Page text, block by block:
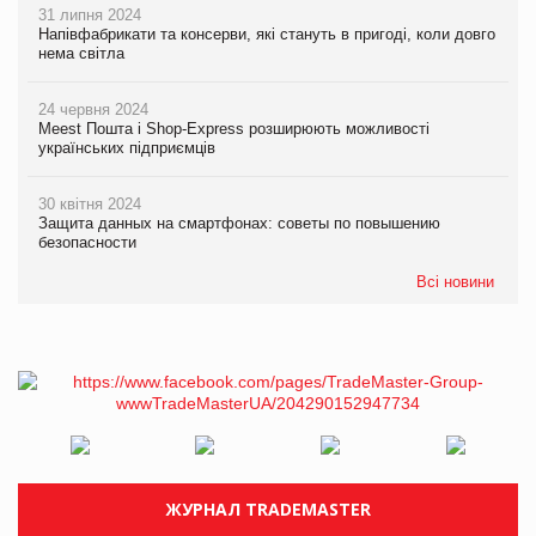
31 липня 2024
Напівфабрикати та консерви, які стануть в пригоді, коли довго
нема світла
24 червня 2024
Meest Пошта і Shop-Express розширюють можливості
українських підприємців
30 квітня 2024
Защита данных на смартфонах: советы по повышению
безопасности
Всі новини
ЖУРНАЛ TRADEMASTER